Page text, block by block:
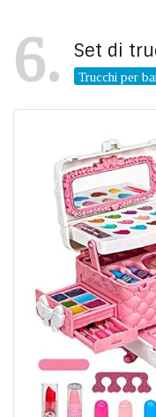
6 Set di
Trucchi per